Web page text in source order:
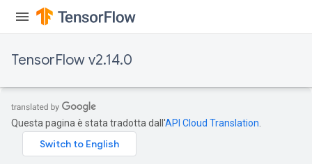
TensorFlow v2.14.0
Questa pagina è stata tradotta dall'API Cloud Translation